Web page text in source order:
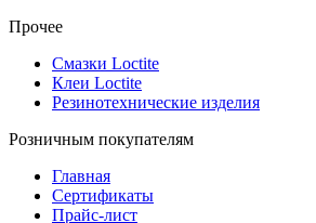
Прочее
Смазки Loctite
Клеи Loctite
Резинотехнические изделия
Розничным покупателям
Главная
Сертификаты
Прайс-лист